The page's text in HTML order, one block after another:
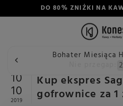
DO 80% ZNIŻKI NA
Bohater Miesiąca
Wstecz Konesso
10
10
2019
Kup ekspres
gofrownice za 1